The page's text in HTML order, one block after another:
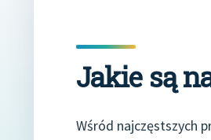
Jakie są
Wśród najczęstszych